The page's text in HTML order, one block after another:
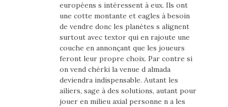
européens s intéressent à eux. Ils ont
une cotte montante et eagles à besoin
de vendre donc les planètes s alignent
surtout avec textor qui en rajoute une
couche en annonçant que les joueurs
feront leur propre choix. Par contre si
on vend chérki la venue d almada
deviendra indispensable. Autant les
ailiers, sage à des solutions, autant pour
jouer en milieu axial personne n a les